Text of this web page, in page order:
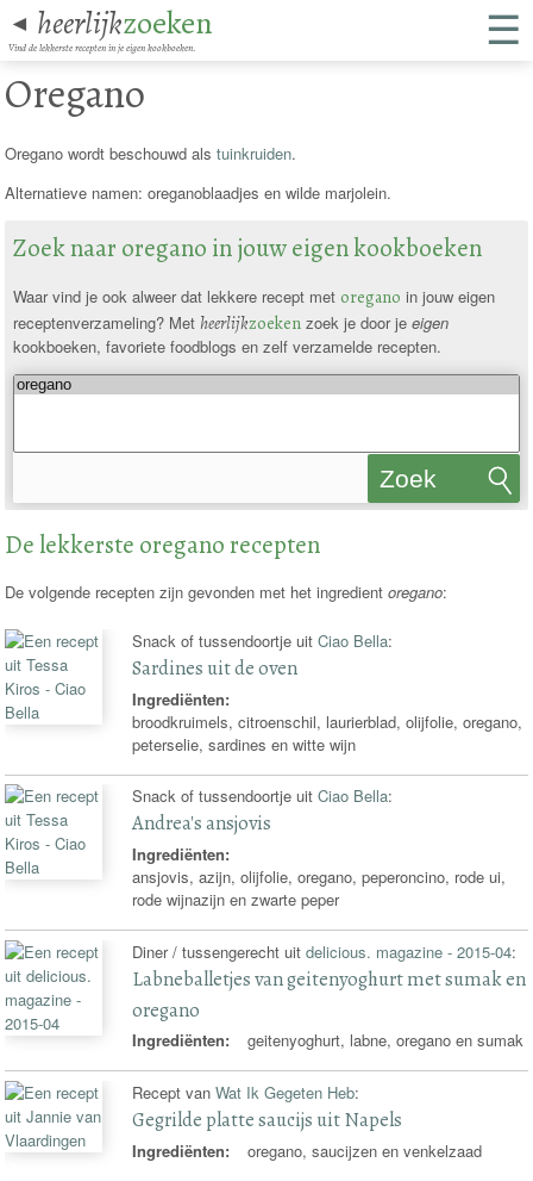
◄ heerlijkzoeken
Vind de lekkerste recepten in je eigen kookboeken. ☰
Oregano
Oregano wordt beschouwd alstuinkruiden.
Alternatieve namen: oreganoblaadjes en wilde marjolein.
Zoek naar oregano in jouw eigen kookboeken
Waar vind je ook alweer dat lekkere recept met oregano in jouw eigen
receptenverzameling? Met heerlijkzoeken zoek je door je eigen
kookboeken, favoriete foodblogs en zelf verzamelde recepten.
Zoek
De lekkerste oregano recepten
De volgende recepten zijn gevonden met het ingredientoregano:
Snack of tussendoortje uitCiao Bella:
Sardines uit de oven
Ingrediënten:
broodkruimels, citroenschil, laurierblad, olijfolie, oregano,
peterselie, sardines en witte wijn
Snack of tussendoortje uitCiao Bella:
Andrea's ansjovis
Ingrediënten:
ansjovis, azijn, olijfolie, oregano, peperoncino, rode ui,
rode wijnazijn en zwarte peper
Diner / tussengerecht uitdelicious. magazine - 2015-04:
Labneballetjes van geitenyoghurt met sumak en
oregano
Ingrediënten: geitenyoghurt, labne, oregano en sumak
Recept vanWat Ik Gegeten Heb:
Gegrilde platte saucijs uit Napels
Ingrediënten: oregano, saucijzen en venkelzaad